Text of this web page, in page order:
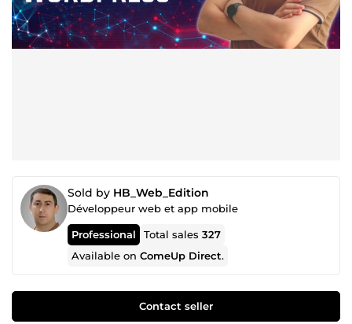
Sold by HB_Web_Edition
Développeur web et app mobile
Professional Total sales327
Available onComeUp Direct.
Contact seller